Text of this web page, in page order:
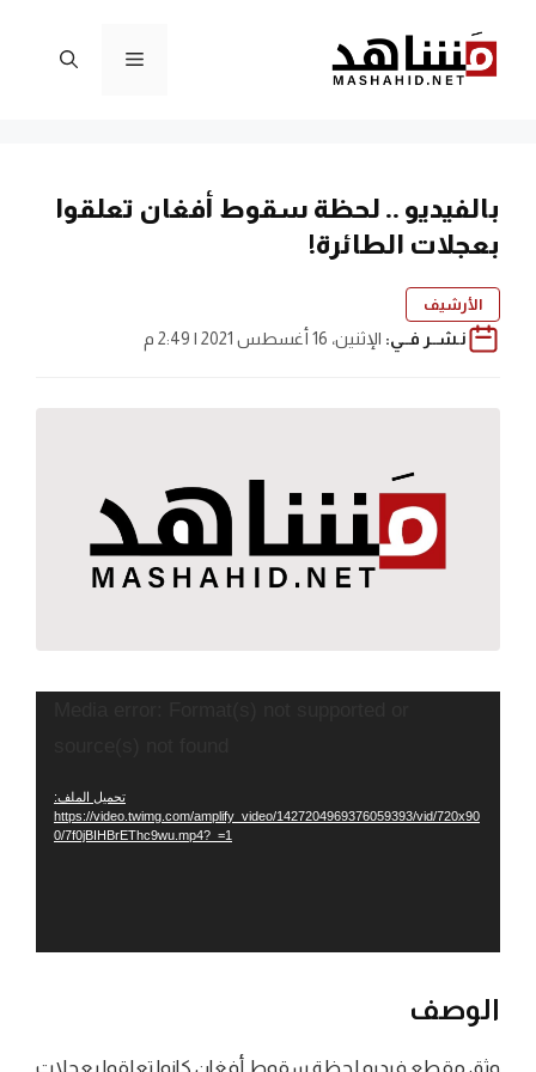
المحتوى
القائمة
بالفيديو .. لحظة سقوط أفغان تعلقوا
بعجلات الطائرة!
الأرشيف
نـشــر فــي: الإثنين، 16 أغسطس 2021 | 2:49 م
تحميل الملف:
https://video.twimg.com/amplify_video/1427204969376059393/vid/720x90
0/7f0jBIHBrEThc9wu.mp4?_=1
الوصف
وثق مقطع فيديو لحظة سقوط أفغان كانوا تعلقوا بعجلات